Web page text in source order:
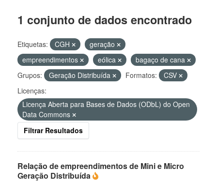
1 conjunto de dados encontrado
Etiquetas: CGH
geração
empreendimentos
eólica
bagaço de cana
Grupos:
Geração Distribuída Formatos:
CSV
Licenças:
Licença Aberta para Bases de Dados (ODbL) do Open
Data Commons
Filtrar Resultados
Relação de empreendimentos de Mini e Micro
Geração Distribuída